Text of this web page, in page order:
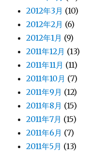
2012年3月 (10)
2012年2月 (6)
2012年1月 (9)
2011年12月 (13)
2011年11月 (11)
2011年10月 (7)
2011年9月 (12)
2011年8月 (15)
2011年7月 (15)
2011年6月 (7)
2011年5月 (13)